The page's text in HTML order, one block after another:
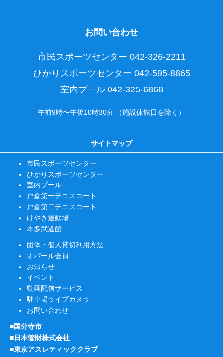
お問い合わせ
市民スポーツセンター 042-326-2211
ひかりスポーツセンター 042-595-8865
室内プール 042-325-6868
午前9時〜午後10時30分 （施設休館日を除く）
サイトマップ
市民スポーツセンター
ひかりスポーツセンター
室内プール
戸倉第一テニスコート
戸倉第二テニスコート
けやき運動場
本多武道館
団体・個人貸切利用方法
オパール会員
お知らせ
イベント
動画配信サービス
駐車場ライブカメラ
お問い合わせ
■国分寺市
■日本管財株式会社
■東京アスレティッククラブ